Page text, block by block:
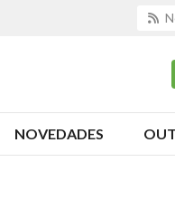
NOVEDADES